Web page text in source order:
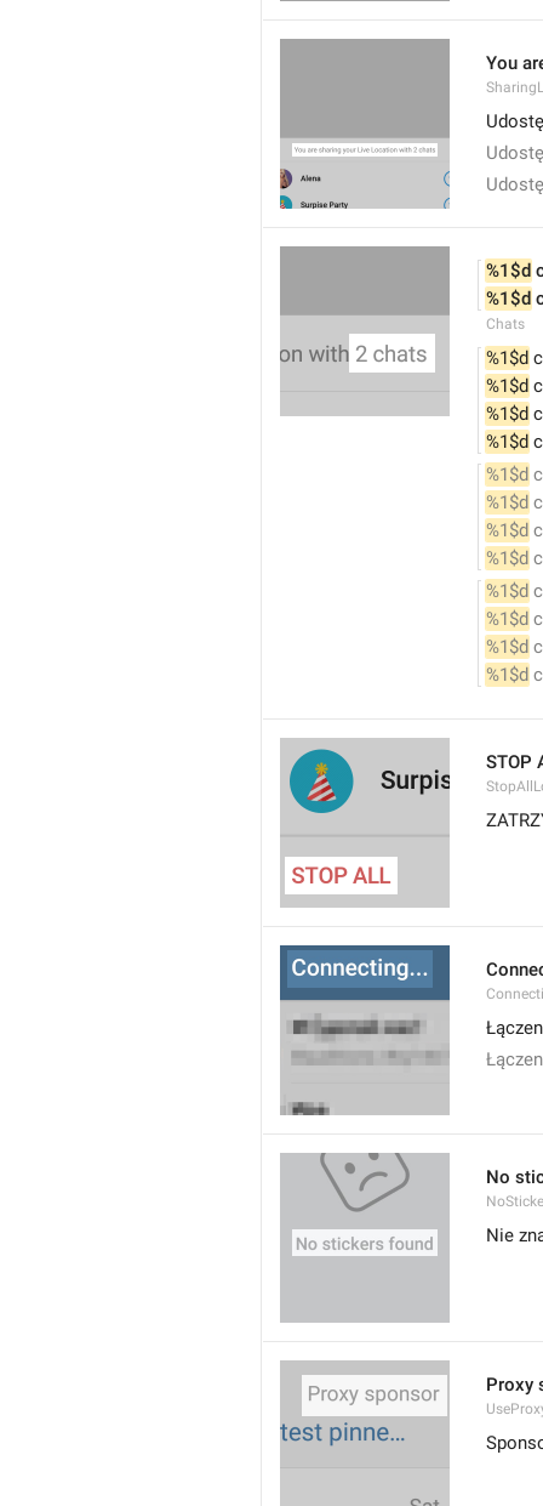
You
%1$d
%1$d
Chats
%1$d
%1$d
%1$d
%1$d
%1$d
%1$d
%1$d
%1$d
%1$d
%1$d
%1$d
%1$d
STOP
No
Nie
Proxy